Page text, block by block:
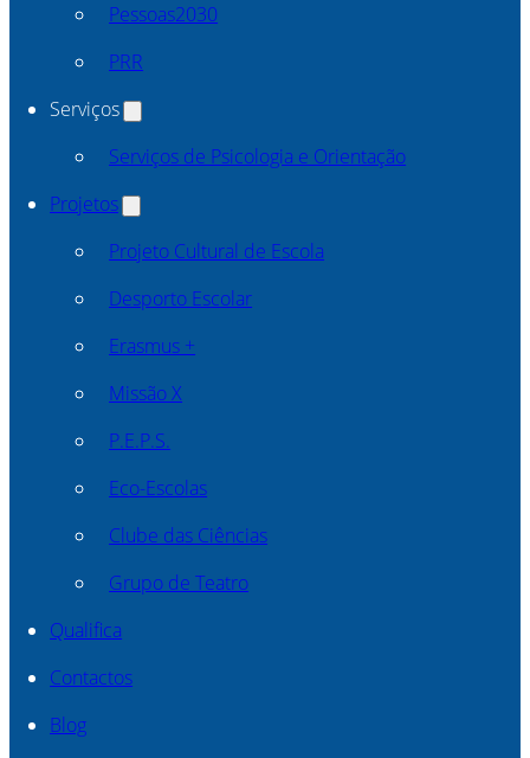
Pessoas2030
PRR
Serviços
Serviços de Psicologia e Orientação
Projetos
Projeto Cultural de Escola
Desporto Escolar
Erasmus +
Missão X
P.E.P.S.
Eco-Escolas
Clube das Ciências
Grupo de Teatro
Qualifica
Contactos
Blog